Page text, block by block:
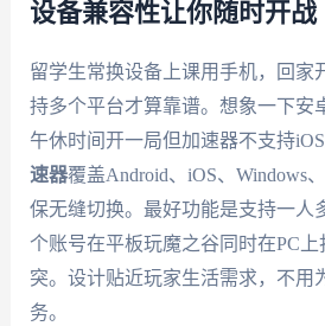
设备兼容性让你随时开战
留学生常换设备上课用手机，回家
持多个平台才算靠谱。想象一下安
午休时间开一局但加速器不支持iOS
速器覆盖Android、iOS、Windows
保无缝切换。最好功能是支持一人
个账号在平板玩魔之谷同时在PC
突。设计贴近玩家生活需求，不用
务。